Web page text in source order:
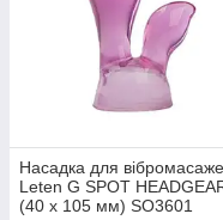
Насадка для
Leten G SPOT
(40 x 105 мм) SO3601